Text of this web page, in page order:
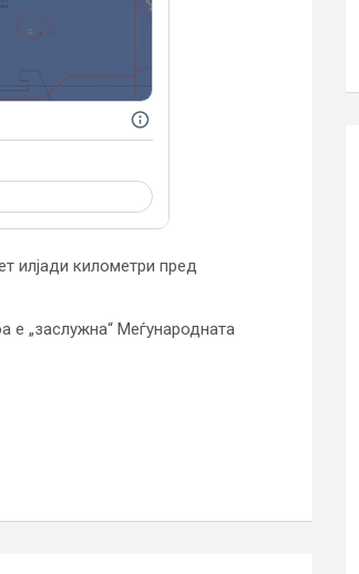
илјади километри пред
е „заслужна“ Меѓународната